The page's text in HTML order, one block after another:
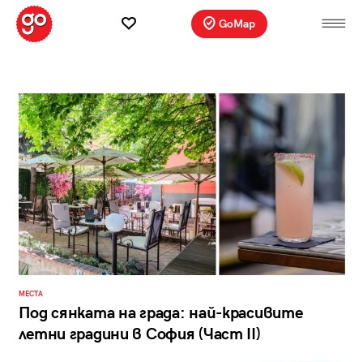
GoMap
МЕСТА
Под сянката на града: най-красивите
летни градини в София (Част II)